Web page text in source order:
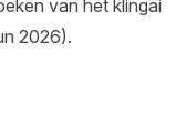
van het klingai
2026).